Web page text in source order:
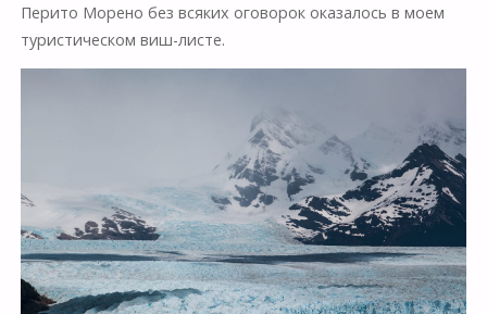
Перито Морено без всяких оговорок оказалось в моем
туристическом виш-листе.